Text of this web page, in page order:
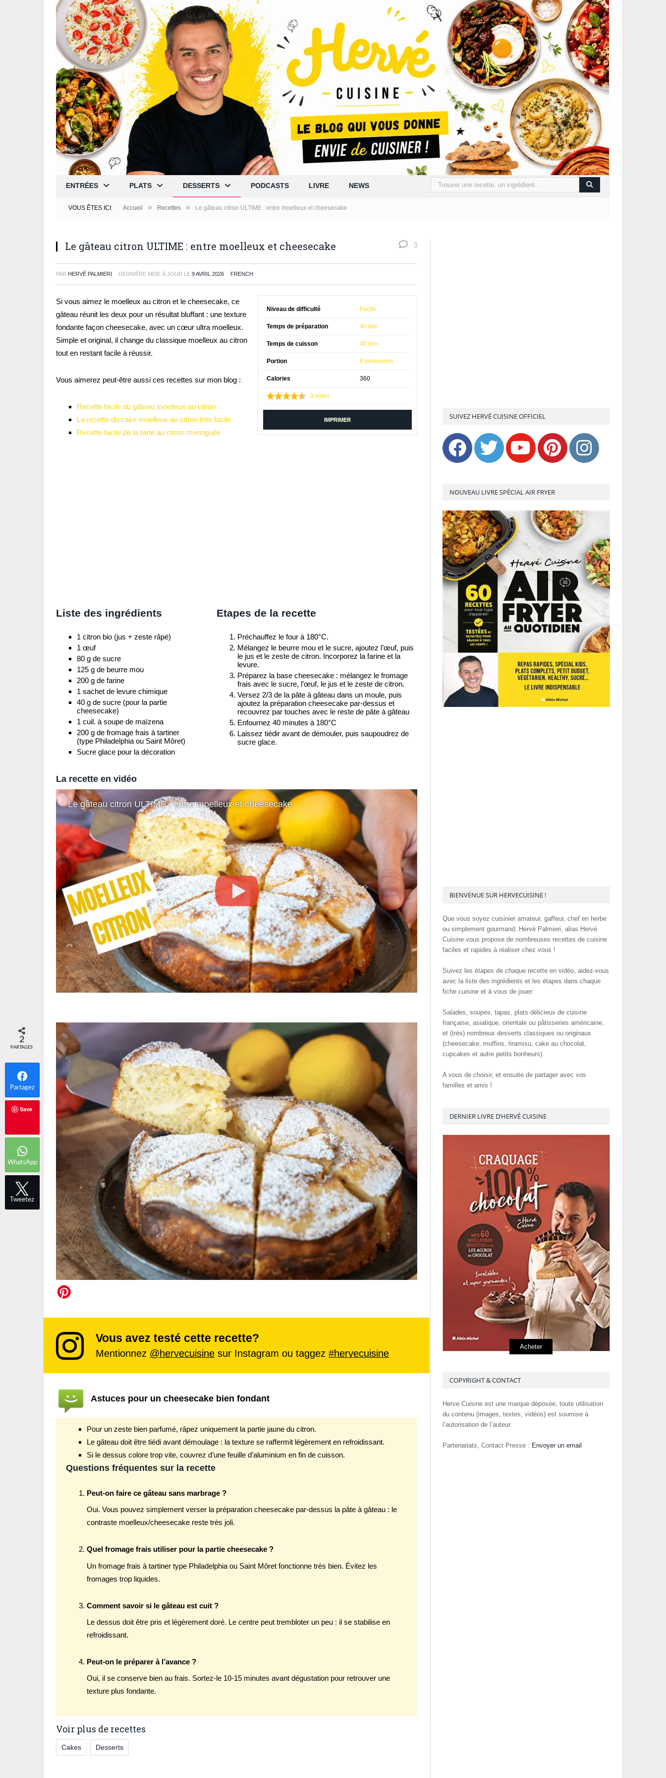
ENTRÉES PLATS DESSERTS PODCASTS LIVRE NEWS
VOUS ÊTES ICI: Accueil » Recettes » Le gâteau citron ULTIME : entre moelleux et cheesecake
Le gâteau citron ULTIME : entre moelleux et cheesecake 3
PAR HERVÉ PALMIERI DERNIÈRE MISE À JOUR LE 9 AVRIL 2026 FRENCH
Niveau de difficulté Facile
Temps de préparation 40 min
Temps de cuisson 40 min
Portion 6 personnes
Calories 360
3votes
IMPRIMER
Si vous aimez le moelleux au citron et le cheesecake, ce
gâteau réunit les deux pour un résultat bluffant : une texture
fondante façon cheesecake, avec un cœur ultra moelleux.
Simple et original, il change du classique moelleux au citron
tout en restant facile à réussir.
Vous aimerez peut-être aussi ces recettes sur mon blog :
Recette facile du gâteau moelleux au citron
La recette du cake moelleux au citron très facile
Recette facile de la tarte au citron meringuée
Liste des ingrédients
1 citron bio (jus + zeste râpé)
1 œuf
80 g de sucre
125 g de beurre mou
200 g de farine
1 sachet de levure chimique
40 g de sucre (pour la partie
cheesecake)
1 cuil. à soupe de maïzena
200 g de fromage frais à tartiner
(type Philadelphia ou Saint Môret)
Sucre glace pour la décoration
Etapes de la recette
Préchauffez le four à 180°C.
Mélangez le beurre mou et le sucre, ajoutez l’œuf, puis
le jus et le zeste de citron. Incorporez la farine et la
levure.
Préparez la base cheesecake : mélangez le fromage
frais avec le sucre, l’œuf, le jus et le zeste de citron.
Versez 2/3 de la pâte à gâteau dans un moule, puis
ajoutez la préparation cheesecake par-dessus et
recouvrez par touches avec le reste de pâte à gâteau
Enfournez 40 minutes à 180°C
Laissez tiédir avant de démouler, puis saupoudrez de
sucre glace.
La recette en vidéo
Le gâteau citron ULTIME : entre moelleux et cheesecake
Vous avez testé cette recette?
Mentionnez @hervecuisine sur Instagram ou taggez #hervecuisine
Astuces pour un cheesecake bien fondant
Pour un zeste bien parfumé, râpez uniquement la partie jaune du citron.
Le gâteau doit être tiédi avant démoulage : la texture se raffermit légèrement en refroidissant.
Si le dessus colore trop vite, couvrez d’une feuille d’aluminium en fin de cuisson.
Questions fréquentes sur la recette
Peut-on faire ce gâteau sans marbrage ?
Oui. Vous pouvez simplement verser la préparation cheesecake par-dessus la pâte à gâteau : le
contraste moelleux/cheesecake reste très joli.
Quel fromage frais utiliser pour la partie cheesecake ?
Un fromage frais à tartiner type Philadelphia ou Saint Môret fonctionne très bien. Évitez les
fromages trop liquides.
Comment savoir si le gâteau est cuit ?
Le dessus doit être pris et légèrement doré. Le centre peut trembloter un peu : il se stabilise en
refroidissant.
Peut-on le préparer à l’avance ?
Oui, il se conserve bien au frais. Sortez-le 10-15 minutes avant dégustation pour retrouver une
texture plus fondante.
Voir plus de recettes
Cakes Desserts
SUIVEZ HERVÉ CUISINE OFFICIEL
NOUVEAU LIVRE SPÉCIAL AIR FRYER
BIENVENUE SUR HERVECUISINE !
Que vous soyez cuisinier amateur, gaffeur, chef en herbe
ou simplement gourmand, Hervé Palmieri, alias Hervé
Cuisine vous propose de nombreuses recettes de cuisine
faciles et rapides à réaliser chez vous !
Suivez les étapes de chaque recette en vidéo, aidez-vous
avec la liste des ingrédients et les étapes dans chaque
fiche cuisine et à vous de jouer.
Salades, soupes, tapas, plats délicieux de cuisine
française, asiatique, orientale ou pâtisseries américaine,
et (très) nombreux desserts classiques ou originaux
(cheesecake, muffins, tiramisu, cake au chocolat,
cupcakes et autre petits bonheurs).
A vous de choisir, et ensuite de partager avec vos
familles et amis !
DERNIER LIVRE D’HERVÉ CUISINE
Acheter
COPYRIGHT & CONTACT
Herve Cuisine est une marque déposée, toute utilisation
du contenu (images, textes, vidéos) est soumise à
l’autorisation de l’auteur.
Partenariats, Contact Presse : Envoyer un email
2
PARTAGES
Partagez
Save
WhatsApp
Tweetez